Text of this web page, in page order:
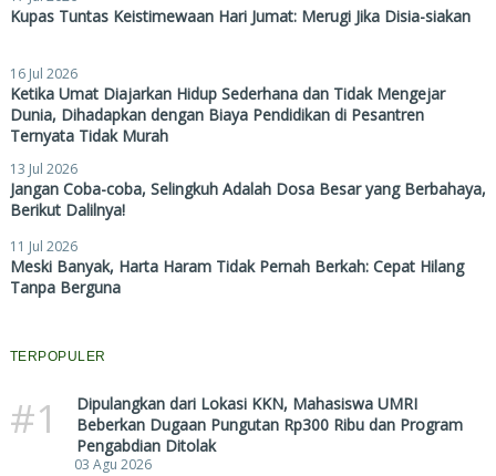
Kupas Tuntas Keistimewaan Hari Jumat: Merugi Jika Disia-siakan
16 Jul 2026
Ketika Umat Diajarkan Hidup Sederhana dan Tidak Mengejar
Dunia, Dihadapkan dengan Biaya Pendidikan di Pesantren
Ternyata Tidak Murah
13 Jul 2026
Jangan Coba-coba, Selingkuh Adalah Dosa Besar yang Berbahaya,
Berikut Dalilnya!
11 Jul 2026
Meski Banyak, Harta Haram Tidak Pernah Berkah: Cepat Hilang
Tanpa Berguna
TERPOPULER
#1
Dipulangkan dari Lokasi KKN, Mahasiswa UMRI
Beberkan Dugaan Pungutan Rp300 Ribu dan Program
Pengabdian Ditolak
03 Agu 2026